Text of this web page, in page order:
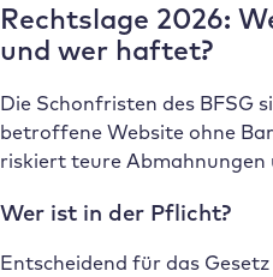
Rechtslage 2026:
und wer haftet?
Die Schonfristen des BFSG
betroffene Website ohne
riskiert teure Abmahnungen
Wer ist in der Pflicht?
Entscheidend für das